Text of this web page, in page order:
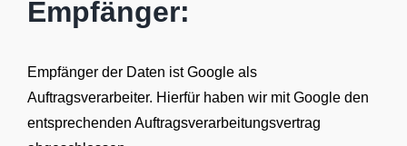
Empfänger:
Empfänger der Daten ist Google als
Auftragsverarbeiter. Hierfür haben wir mit Google den
entsprechenden Auftragsverarbeitungsvertrag